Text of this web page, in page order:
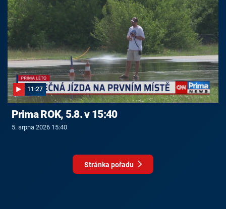
11:27
Prima ROK, 5.8. v 15:40
5. srpna 2026 15:40
Stránka pořadu